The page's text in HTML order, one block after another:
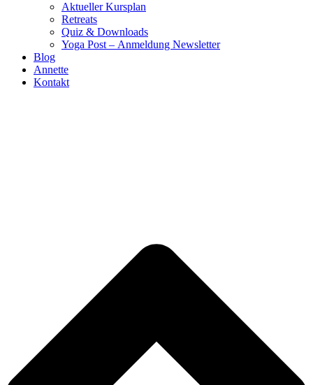
Aktueller Kursplan
Retreats
Quiz & Downloads
Yoga Post – Anmeldung Newsletter
Blog
Annette
Kontakt